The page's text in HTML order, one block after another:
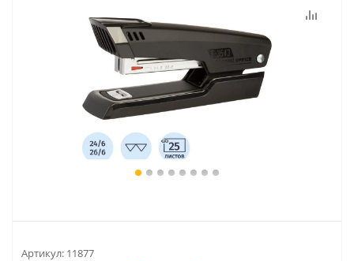
Артикул: 11877